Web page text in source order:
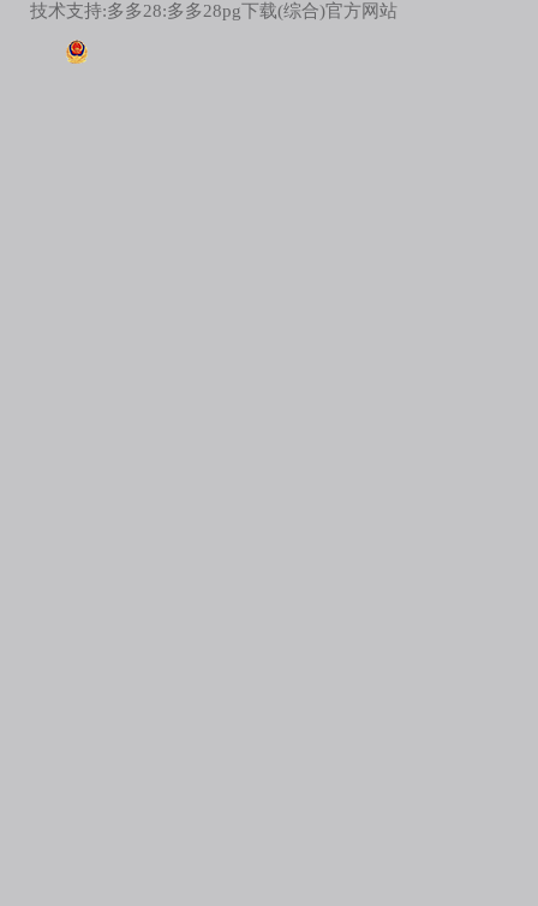
技术支持:多多28:多多28pg下载(综合)官方网站